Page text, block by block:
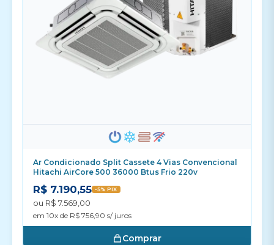
Ar Condicionado Split Cassete 4 Vias Convencional
Hitachi AirCore 500 36000 Btus Frio 220v
R$ 7.190,55 -5% PIX
ou R$ 7.569,00
em 10x de R$ 756,90 s/ juros
Comprar